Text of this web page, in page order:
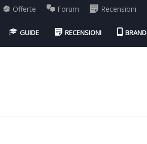
Offerte Forum Recensioni
GUIDE RECENSIONI BRAND